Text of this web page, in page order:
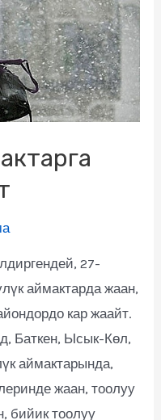
27-
аймактарда жаан,
кар жаайт.
Баткен, Ысык-Көл,
аймактарында,
жаан, тоолуу
бийик тоолуу